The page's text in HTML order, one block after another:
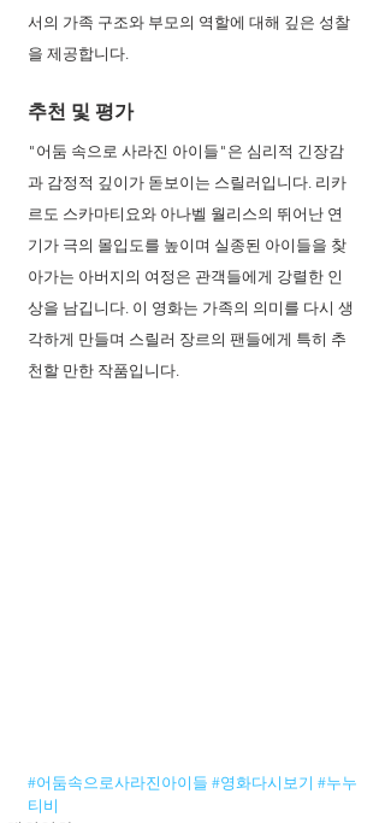
서의 가족 구조와 부모의 역할에 대해 깊은 성찰
을 제공합니다.
추천 및 평가
"어둠 속으로 사라진 아이들"은 심리적 긴장감
과 감정적 깊이가 돋보이는 스릴러입니다. 리카
르도 스카마티요와 아나벨 월리스의 뛰어난 연
기가 극의 몰입도를 높이며 실종된 아이들을 찾
아가는 아버지의 여정은 관객들에게 강렬한 인
상을 남깁니다. 이 영화는 가족의 의미를 다시 생
각하게 만들며 스릴러 장르의 팬들에게 특히 추
천할 만한 작품입니다.
#어둠속으로사라진아이들 #영화다시보기 #누누
티비